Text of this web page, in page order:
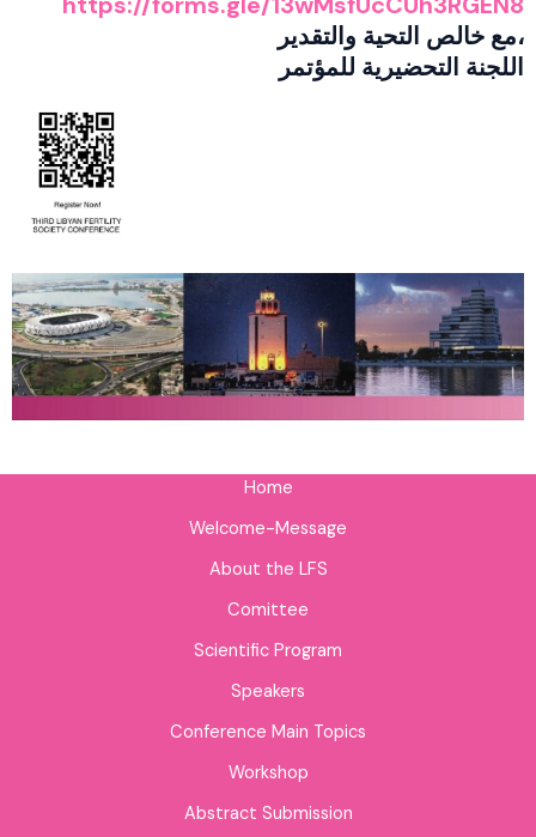
مع خالص التحية والتقدير،
اللجنة التحضيرية للمؤتمر
Home
Welcome-Message
About the LFS
Comittee
Scientific Program
Speakers
Conference Main Topics
Workshop
Abstract Submission